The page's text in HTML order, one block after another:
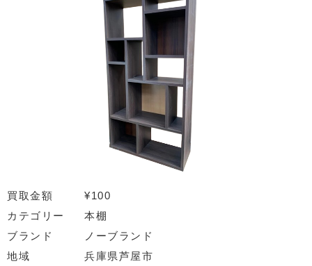
買取金額
¥100
カテゴリー
本棚
ブランド
ノーブランド
地域
兵庫県芦屋市